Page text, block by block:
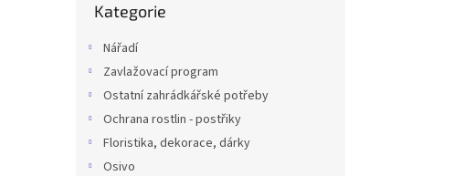
kategorie
Kategorie
Nářadí
Zavlažovací program
Ostatní zahrádkářské potřeby
Ochrana rostlin - postřiky
Floristika, dekorace, dárky
Osivo